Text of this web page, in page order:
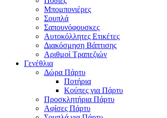
Μπομπονιέρες
Σουπλά
Σαπουνόφουσκες
Αυτοκόλλητες Ετικέτες
Διακόσμηση Βάπτισης
Αριθμοί Τραπεζιών
Γενέθλια
Δώρα Πάρτυ
Ποτήρια
Κούπες για Πάρτυ
Προσκλητήρια Πάρτυ
Αφίσες Πάρτυ